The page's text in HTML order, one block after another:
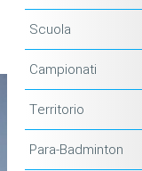
Scuola
Campionati
Territorio
Para-Badminton